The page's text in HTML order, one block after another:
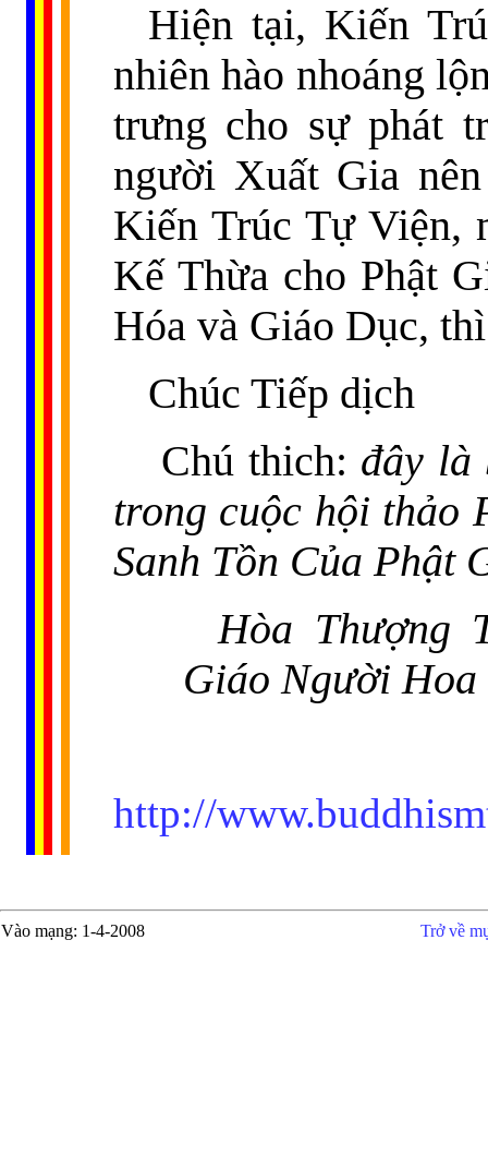
Hiện tại, Kiến
nhiên hào nhoáng
trưng cho sự phát
người Xuất Gia
Kiến Trúc Tự Viện,
Kế Thừa cho Phật
Hóa và Giáo Dục,
Chúc Tiếp dịch
Chú thich: đây là
trong cuộc hội thảo
Sanh Tồn Của Phật
Hòa Thượng
Giáo Người
http://
Vào mạng: 1-4-2008 Trở về